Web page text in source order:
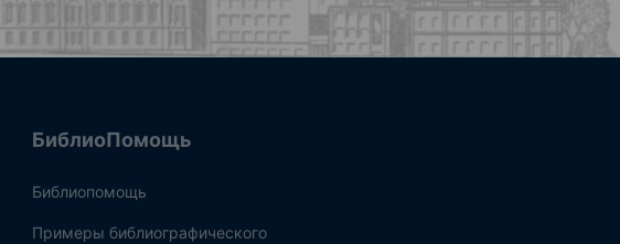
БиблиоПомощь
Библиопомощь
Примеры библиографического